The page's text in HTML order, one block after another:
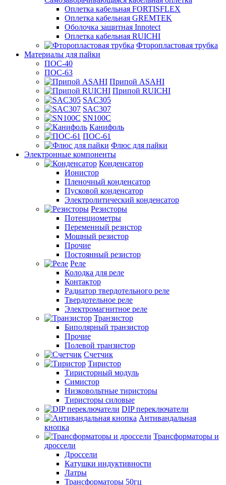
Оплетка кабельная FORTISFLEX
Оплетка кабельная GREMTEK
Оболочка защитная Innotect
Оплетка кабельная RUICHI
Фторопластовая трубка
Материалы для пайки
ПОС-40
ПОС-63
Припой ASAHI
Припой RUICHI
SAC305
SAC307
SN100C
Канифоль
ПОС-61
Флюс для пайки
Электронные компоненты
Конденсатор
Ионистор
Пленочный конденсатор
Пусковой конденсатор
Электролитический конденсатор
Резисторы
Потенциометры
Переменный резистор
Мощный резистор
Прочие
Постоянный резистор
Реле
Колодка для реле
Контактор
Радиатор твердотельного реле
Твердотельное реле
Электромагнитное реле
Транзистор
Биполярный транзистор
Прочие
Полевой транзистор
Счетчик
Тиристор
Тиристорный модуль
Симистор
Низковольтные тиристоры
Тиристоры силовые
DIP переключатели
Антивандальная
кнопка
Трансформаторы и
дроссели
Дроссели
Катушки индуктивности
Латры
Трансформаторы 50гц